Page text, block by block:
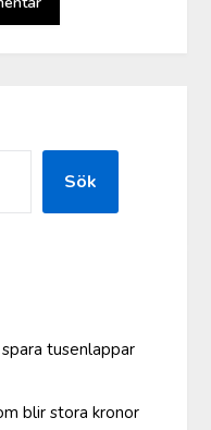
Sök
tusenlappar
blir stora kronor